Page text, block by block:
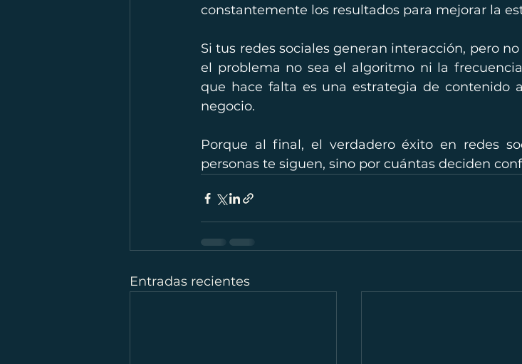
constantemente los resultados para mejorar la
Si tus redes sociales generan interacción, pero
el problema no sea el algoritmo ni la
que hace falta es una estrategia de contenido
negocio.
Porque al final, el verdadero éxito en redes
personas te siguen, sino por cuántas deciden
Entradas recientes